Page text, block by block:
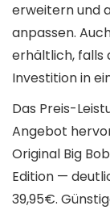
erweitern und
anpassen.
erhältlich, falls
Investition in
Das Preis-
Angebot
Original Big
Edition —
39,95€.